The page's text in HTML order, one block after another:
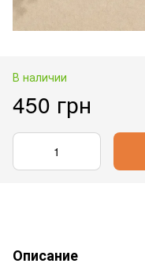
В наличии
450 грн
Описание